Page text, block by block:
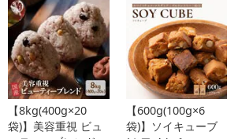
【8kg(400g×20
袋)】美容重視 ビュ
【600g(100g×6
袋)】ソイキューブ